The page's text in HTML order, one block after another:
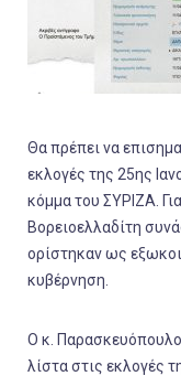
Θα πρέπει να
εκλογές της 25ης
κόμμα του ΣΥΡΙΖΑ.
Βορειοελλαδίτη
ορίστηκαν ως
κυβέρνηση.
Ο κ.
λίστα στις εκλογές